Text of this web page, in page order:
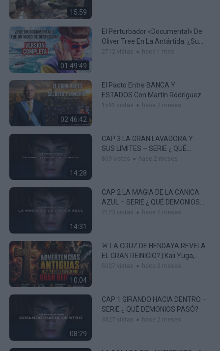
15:59
01:49:49
El Perturbador «documental» De
Oliver Tree En La Antártida: ¿Su
Adiós Definitivo?
2712 vistas hace 1 mes
02:46:42
El Pacto Entre BANCA Y
ESTADOS Con Martín Rodríguez
1591 vistas hace 2 meses
14:28
CAP 3 LA GRAN LAVADORA Y
SUS LIMITES – SERIE ¿ QUÉ
DEMONIOS PASÓ?
869 vistas hace 2 meses
14:31
CAP 2 LA MAGIA DE LA CANICA
AZUL – SERIE ¿ QUÉ DEMONIOS
PASÓ?
2123 vistas hace 2 meses
10:04
🚨 LA CRUZ DE HENDAYA REVELA
EL GRAN REINICIO? | Kali Yuga,
Cataclismos Y El Fin De Una Era 🌍
5027 vistas hace 2 meses
08:29
CAP 1 GIRANDO HACIA DENTRO –
SERIE ¿ QUÉ DEMONIOS PASÓ?
3827 vistas hace 2 meses